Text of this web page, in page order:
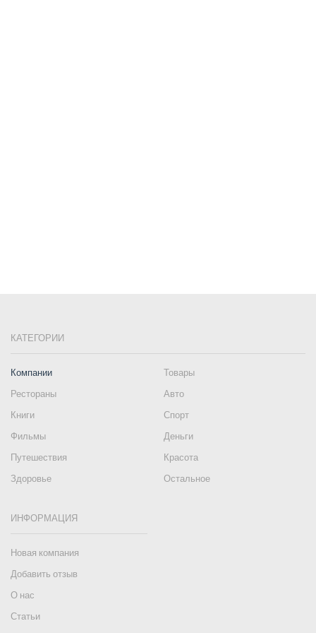
КАТЕГОРИИ
Компании
Товары
Рестораны
Авто
Книги
Спорт
Фильмы
Деньги
Путешествия
Красота
Здоровье
Остальное
ИНФОРМАЦИЯ
Новая компания
Добавить отзыв
О нас
Статьи